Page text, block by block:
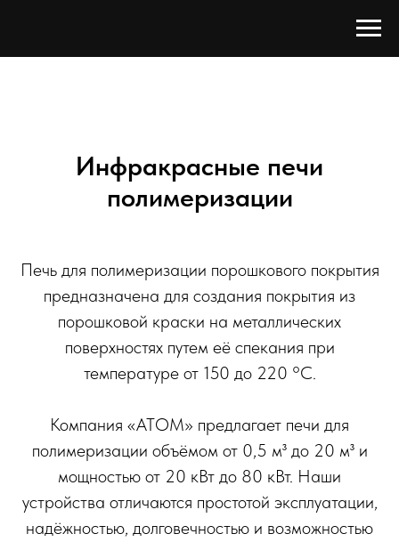
Инфракрасные печи
полимеризации
Печь для полимеризации порошкового покрытия
предназначена для создания покрытия из
порошковой краски на металлических
поверхностях путем её спекания при
температуре от 150 до 220 °C.
Компания «АТОМ» предлагает печи для
полимеризации объёмом от 0,5 м³ до 20 м³ и
мощностью от 20 кВт до 80 кВт. Наши
устройства отличаются простотой эксплуатации,
надёжностью, долговечностью и возможностью